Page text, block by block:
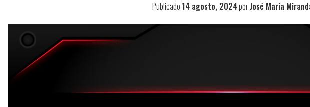
Publicado 14 agosto, 2024porJosé María